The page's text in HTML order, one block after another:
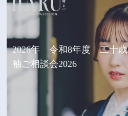
2026年 令和8年度 二十歳
袖ご相談会2026